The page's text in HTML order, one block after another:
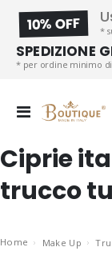
10% OFF *
SPEDIZIONE
* per ordine minimo di
Toggle
Nav
Ciprie
trucco
Home Make Up